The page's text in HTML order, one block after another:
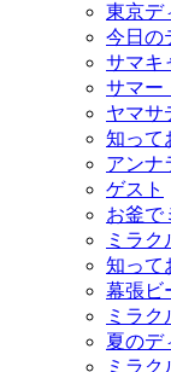
東京デ
今日の
サマキ
サマー
ヤマサ
知って
アンナ
ゲスト
お釜で
ミラク
知って
幕張ビ
ミラ
夏のデ
ミラク